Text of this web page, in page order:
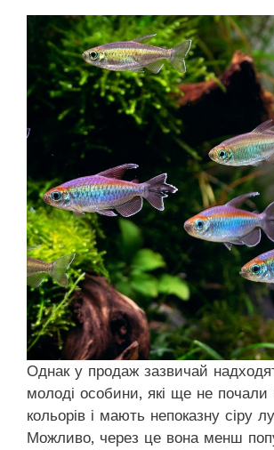
Однак у продаж зазвичай
молоді особини, які ще не почали
кольорів і мають непоказну сіру
Можливо, через це вона менш